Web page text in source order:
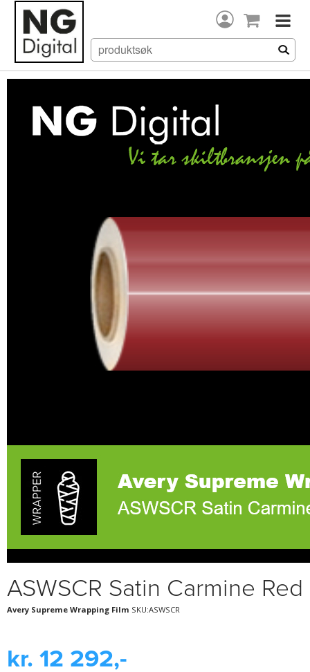
ASWSCR Satin Carmine Red
Avery Supreme Wrapping Film SKU:ASWSCR
kr. 12 292,-